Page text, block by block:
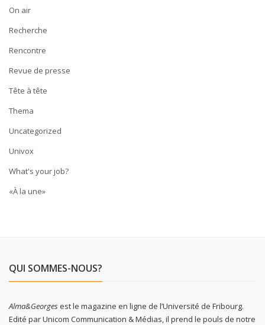
On air
Recherche
Rencontre
Revue de presse
Tête à tête
Thema
Uncategorized
Univox
What's your job?
«À la une»
QUI SOMMES-NOUS?
Alma&Georgesest le magazine en ligne de l’Université de Fribourg.
Edité par Unicom Communication & Médias, il prend le pouls de notre